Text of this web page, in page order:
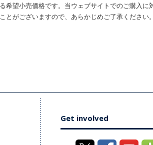
希望小売価格です。当ウェブサイトでのご購入
がございますので、あらかじめご了承ください。
Get involved